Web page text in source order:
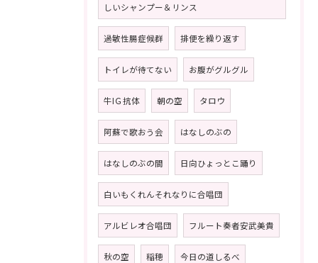
しいシャンプー＆リンス
過敏性腸症候群 排便を繰り返す
トイレが待てない お腹がグルグル
牛IＧ抗体 朝の空 タロウ
阿蘇で歌おう会 はなしのぶの
はなしのぶの間 日向ひょっとこ踊り
白いもくれんそれなりに合唱団
アルビレオ合唱団 フルート奏者安武美貴
秋の空 稲穂 今日の道しるべ